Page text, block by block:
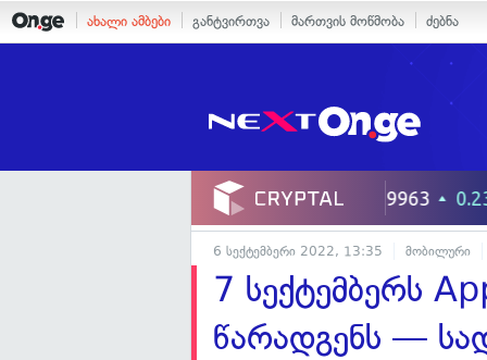
ახალი ამბები განტვირთვა მართვის მოწმობა ძებნა
6 სექტემბერი 2022, 13:35 მობილური
7 სექტემბერს
წარადგენს —